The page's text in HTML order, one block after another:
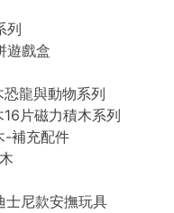
列
遊戲盒
龍與動物系列
片磁力積木系列
-補充配件
尼款安撫玩具